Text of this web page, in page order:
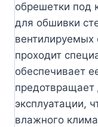
обрешетки под
для обшивки
проходит
обеспечивает
эксплуатации,
влажного